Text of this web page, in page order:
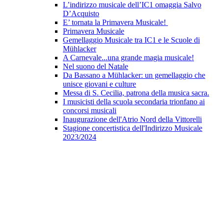
L’indirizzo musicale dell’IC1 omaggia Salvo
D’Acquisto
E’ tornata la Primavera Musicale!
Primavera Musicale
Gemellaggio Musicale tra IC1 e le Scuole di
Mühlacker
A Carnevale...una grande magia musicale!
Nel suono del Natale
Da Bassano a Mühlacker: un gemellaggio che
unisce giovani e culture
Messa di S. Cecilia, patrona della musica sacra.
I musicisti della scuola secondaria trionfano ai
concorsi musicali
Inaugurazione dell'Atrio Nord della Vittorelli
Stagione concertistica dell'Indirizzo Musicale
2023/2024